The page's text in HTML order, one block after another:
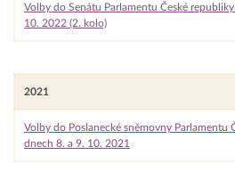
Volby do Senátu Parlamentu České
10. 2022 (2. kolo)
2021
Volby do Poslanecké sněmovny Parlamentu
dnech 8. a 9. 10. 2021